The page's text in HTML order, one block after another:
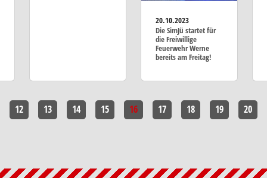
20.10.2023
Die SimJü startet für
die Freiwillige
Feuerwehr Werne
bereits am Freitag!
12 13 14 15 16 17 18 19 20